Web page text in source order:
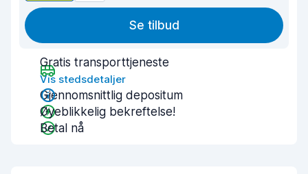
Se tilbud
Gratis transporttjeneste
Vis stedsdetaljer
Gjennomsnittlig depositum
Øyeblikkelig bekreftelse!
Betal nå